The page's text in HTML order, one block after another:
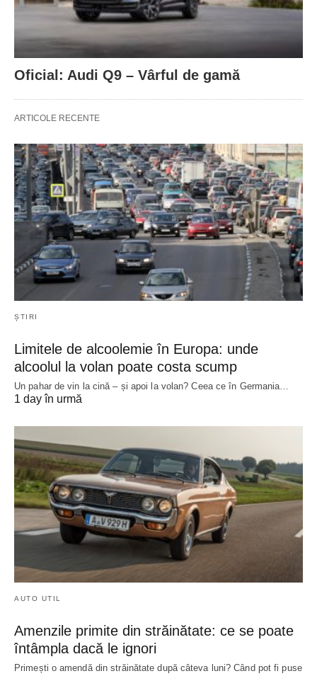
Oficial: Audi Q9 – Vârful de gamă
ARTICOLE RECENTE
ȘTIRI
Limitele de alcoolemie în Europa: unde
alcoolul la volan poate costa scump
Un pahar de vin la cină – și apoi la volan? Ceea ce în Germania…
1 day în urmă
AUTO UTIL
Amenzile primite din străinătate: ce se poate
întâmpla dacă le ignori
Primești o amendă din străinătate după câteva luni? Când pot fi puse